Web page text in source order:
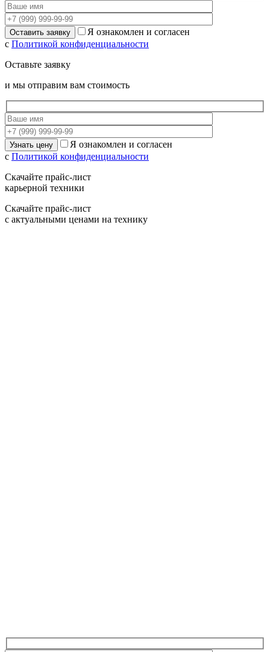
Я ознакомлен и согласен
с Политикой конфиденциальности
Оставьте заявку
и мы отправим вам стоимость
Я ознакомлен и согласен
с Политикой конфиденциальности
Скачайте прайс-лист
карьерной техники
Скачайте прайс-лист
с актуальными ценами на технику